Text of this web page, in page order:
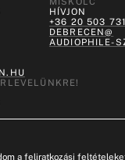
HÍVJON
+36 20 503
DEBRECEN@
AUDIOPHILE-
a feliratkozási